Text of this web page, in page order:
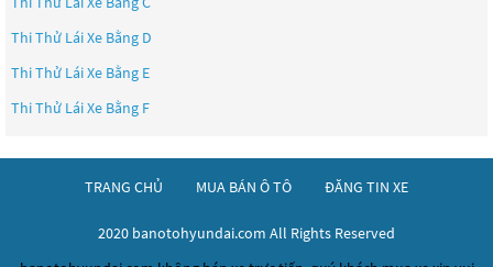
Thi Thử Lái Xe Bằng D
Thi Thử Lái Xe Bằng E
Thi Thử Lái Xe Bằng F
TRANG CHỦ MUA BÁN Ô TÔ ĐĂNG TIN XE
2020 banotohyundai.com All Rights Reserved